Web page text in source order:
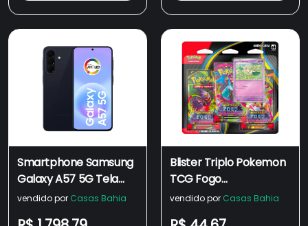
Smartphone Samsung
Galaxy A57 5G Tela
6.7" 128GB Câmera
vendido por Casas Bahia
Blister Triplo Pokemon
TCG Fogo
Fantasmagórico
vendido por Casas Bahia